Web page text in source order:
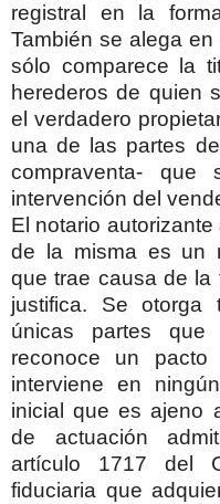
registral en la
También se alega
sólo comparece la
herederos de quien
el verdadero
una de las partes
compraventa-
intervención del
El notario
de la misma es un
que trae causa de la
justifica. Se otorga
únicas partes
reconoce un
interviene en
inicial que es ajeno
de actuación
artículo 1717 del
fiduciaria que